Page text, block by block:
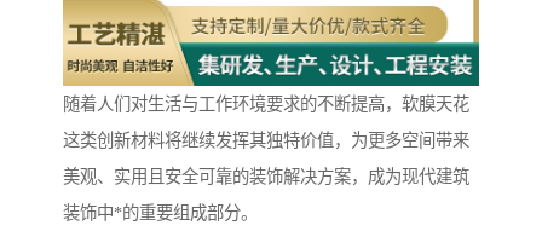
随着人们对生活与工作环境要求的不断提高，软膜天花
这类创新材料将继续发挥其独特价值，为更多空间带来
美观、实用且安全可靠的装饰解决方案，成为现代建筑
装饰中*的重要组成部分。